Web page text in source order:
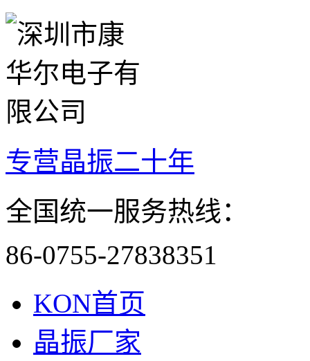
专营晶振二十年
全国统一服务热线：
86-0755-27838351
KON首页
晶振厂家